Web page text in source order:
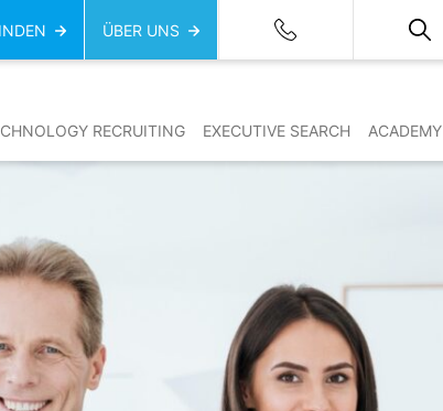
ÜBER UNS
RECRUITING EXECUTIVE SEARCH ACADEMY